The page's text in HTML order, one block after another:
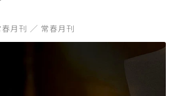
春月刊 ／ 常春月刊